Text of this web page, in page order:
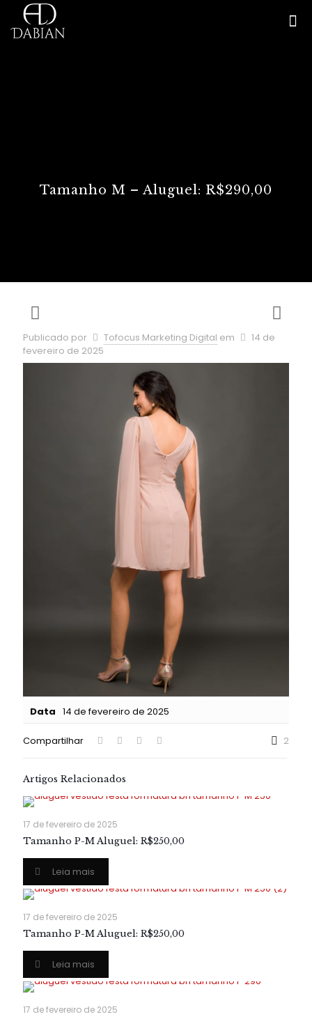
Tamanho M – Aluguel: R$290,00
Publicado por Tofocus Marketing Digital em
14 de
fevereiro de 2025
Data 14 de fevereiro de 2025
Compartilhar 2
Artigos Relacionados
17 de fevereiro de 2025
Tamanho P-M Aluguel: R$250,00
Leia mais
17 de fevereiro de 2025
Tamanho P-M Aluguel: R$250,00
Leia mais
17 de fevereiro de 2025